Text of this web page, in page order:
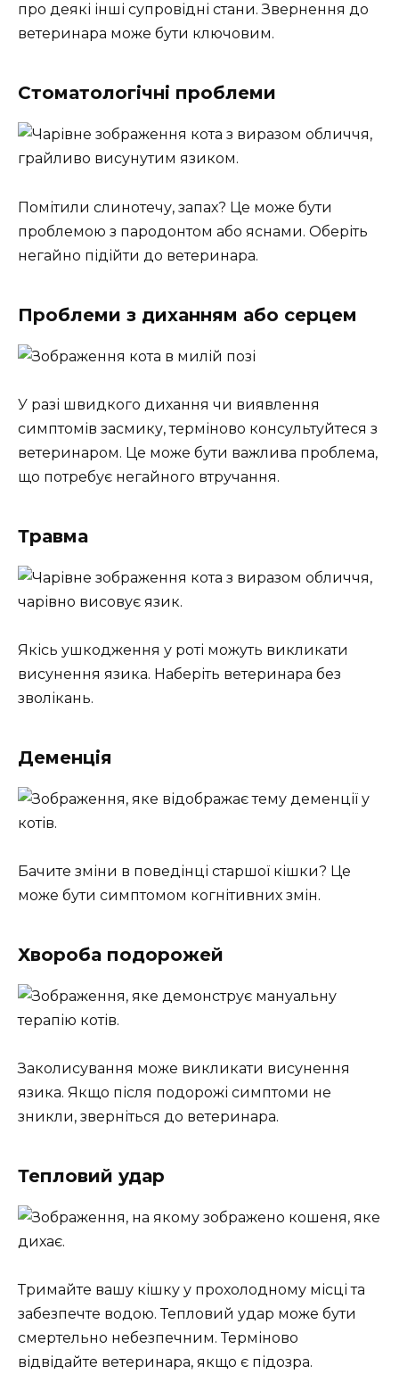
про деякі інші супровідні стани. Звернення до
ветеринара може бути ключовим.
Стоматологічні проблеми
Помітили слинотечу, запах? Це може бути
проблемою з пародонтом або яснами. Оберіть
негайно підійти до ветеринара.
Проблеми з диханням або серцем
У разі швидкого дихання чи виявлення
симптомів засмику, терміново консультуйтеся з
ветеринаром. Це може бути важлива проблема,
що потребує негайного втручання.
Травма
Якісь ушкодження у роті можуть викликати
висунення язика. Наберіть ветеринара без
зволікань.
Деменція
Бачите зміни в поведінці старшої кішки? Це
може бути симптомом когнітивних змін.
Хвороба подорожей
Заколисування може викликати висунення
язика. Якщо після подорожі симптоми не
зникли, зверніться до ветеринара.
Тепловий удар
Тримайте вашу кішку у прохолодному місці та
забезпечте водою. Тепловий удар може бути
смертельно небезпечним. Терміново
відвідайте ветеринара, якщо є підозра.